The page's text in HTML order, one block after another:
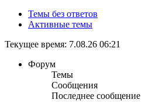
Темы без ответов
Активные темы
Текущее время: 7.08.26 06:21
Форум
Темы
Сообщения
Последнее сообщение